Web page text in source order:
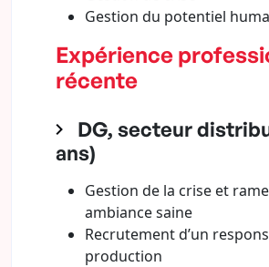
Gestion du potentiel
Expérience
récente
DG, secteur
ans)
Gestion de la crise et
ambiance saine
Recrutement d’un
production